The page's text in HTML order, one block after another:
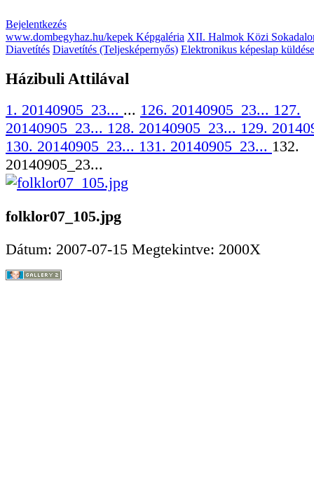
Bejelentkezés
www.dombegyhaz.hu/kepek Képgaléria XII. Halmok Közi
Diavetítés Diavetítés (Teljesképernyős) Elektronikus képeslap
Házibuli Attilával
1. 20140905_23... ... 126. 20140905_23... 127.
20140905_23... 128. 20140905_23... 129.
130. 20140905_23... 131. 20140905_23... 132.
20140905_23...
folklor07_105.jpg
Dátum: 2007-07-15 Megtekintve: 2000X